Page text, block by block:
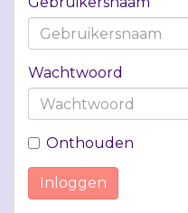
Wachtwoord
Onthouden
Inloggen